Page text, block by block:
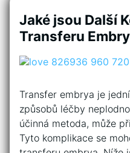
Jaké jsou Další
Transferu
Transfer embrya je
způsobů léčby
účinná metoda, může
Tyto komplikace se